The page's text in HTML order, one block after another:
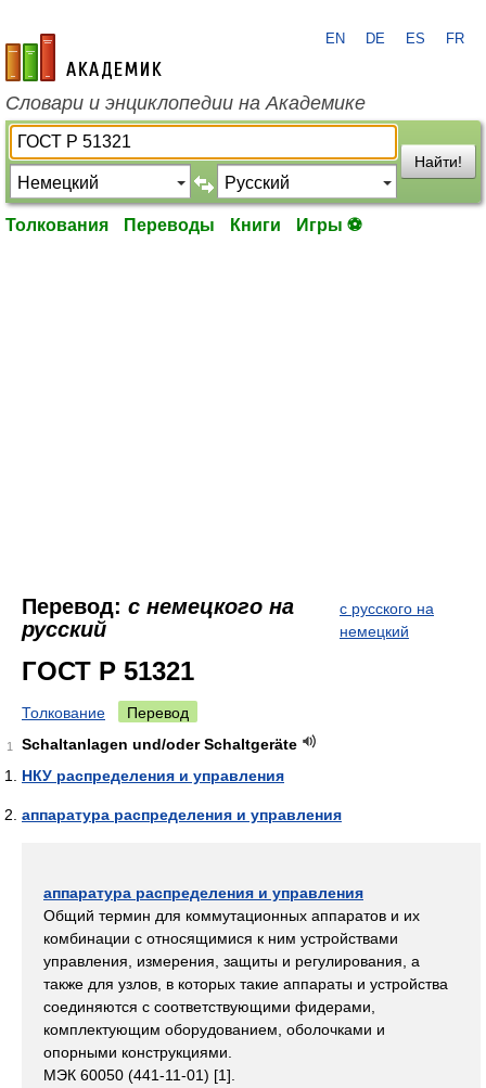
academic.ru
EN DE ES FR
Словари и энциклопедии на Академике
Найти!
Толкования Переводы Книги Игры ⚽
Перевод: с немецкого на
русский
с русского на
немецкий
ГОСТ Р 51321
Толкование Перевод
1
Schaltanlagen und/oder Schaltgeräte
НКУ распределения и управления
аппаратура распределения и управления
аппаратура распределения и управления
Общий термин для коммутационных аппаратов и их
комбинации с относящимися к ним устройствами
управления, измерения, защиты и регулирования, а
также для узлов, в которых такие аппараты и устройства
соединяются с соответствующими фидерами,
комплектующим оборудованием, оболочками и
опорными конструкциями.
МЭК 60050 (441-11-01) [1].